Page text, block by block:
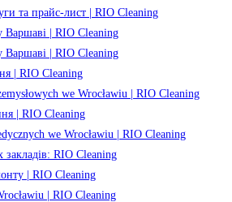
та прайс-лист | RIO Cleaning
Варшаві | RIO Cleaning
Варшаві | RIO Cleaning
| RIO Cleaning
we Wrocławiu | RIO Cleaning
| RIO Cleaning
we Wrocławiu | RIO Cleaning
RIO Cleaning
| RIO Cleaning
| RIO Cleaning